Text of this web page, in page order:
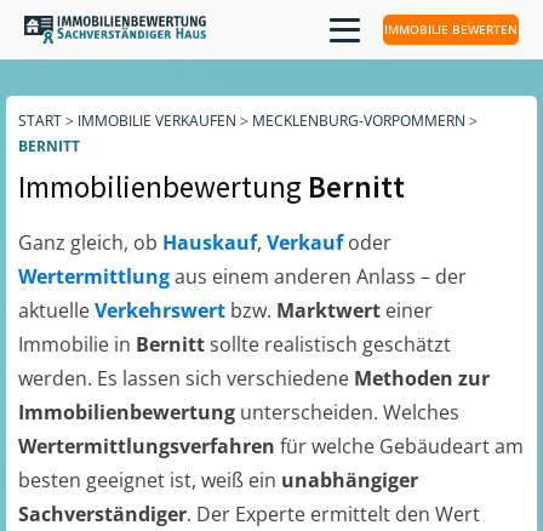
IMMOBILIE BEWERTEN
START> IMMOBILIE VERKAUFEN > MECKLENBURG-VORPOMMERN >
BERNITT
Immobilienbewertung Bernitt
Ganz gleich, ob Hauskauf, Verkaufoder
Wertermittlungaus einem anderen Anlass – der
aktuelleVerkehrswert bzw. Marktwert einer
Immobilie in Bernittsollte realistisch geschätzt
werden. Es lassen sich verschiedene Methoden zur
Immobilienbewertung unterscheiden. Welches
Wertermittlungsverfahren für welche Gebäudeart am
besten geeignet ist, weiß ein unabhängiger
Sachverständiger. Der Experte ermittelt den Wert